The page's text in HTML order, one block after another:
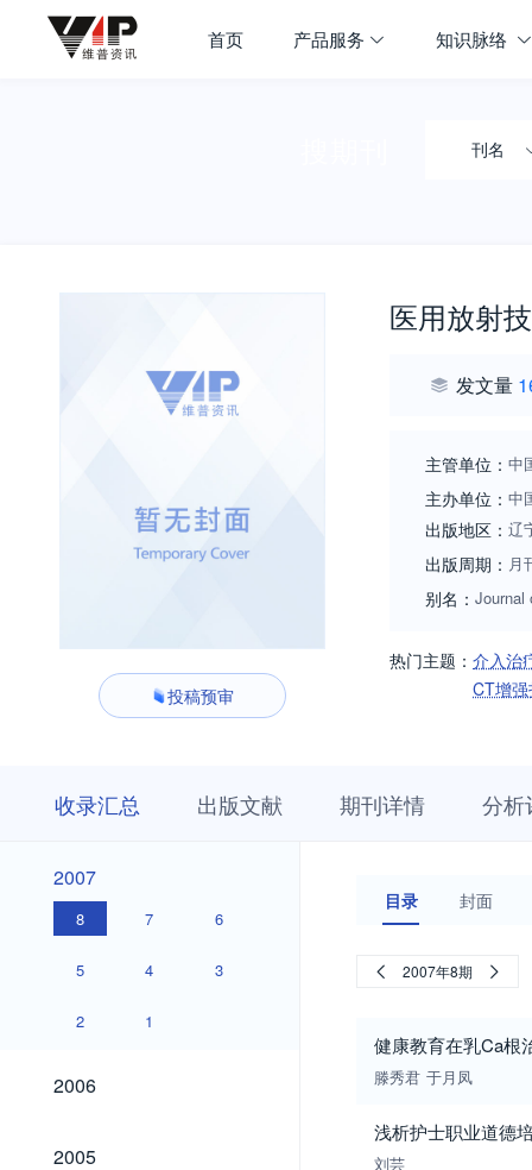
首页 产品服务 知识脉络
刊名
投稿预审
医用放射
发文量
主管单位： 中
主办单位： 中
出版地区： 辽
出版周期： 月
别名： Journal
热门主题： 介入治
CT增
收录汇总 出版文献 期刊详情 分析
2007
2007
8 7 6
5 4 3
2 1
2006
2006
2005
2005
目录 封面
2007年8期
健康教育在乳Ca根
滕秀君 于月凤
浅析护士职业道德
刘芸